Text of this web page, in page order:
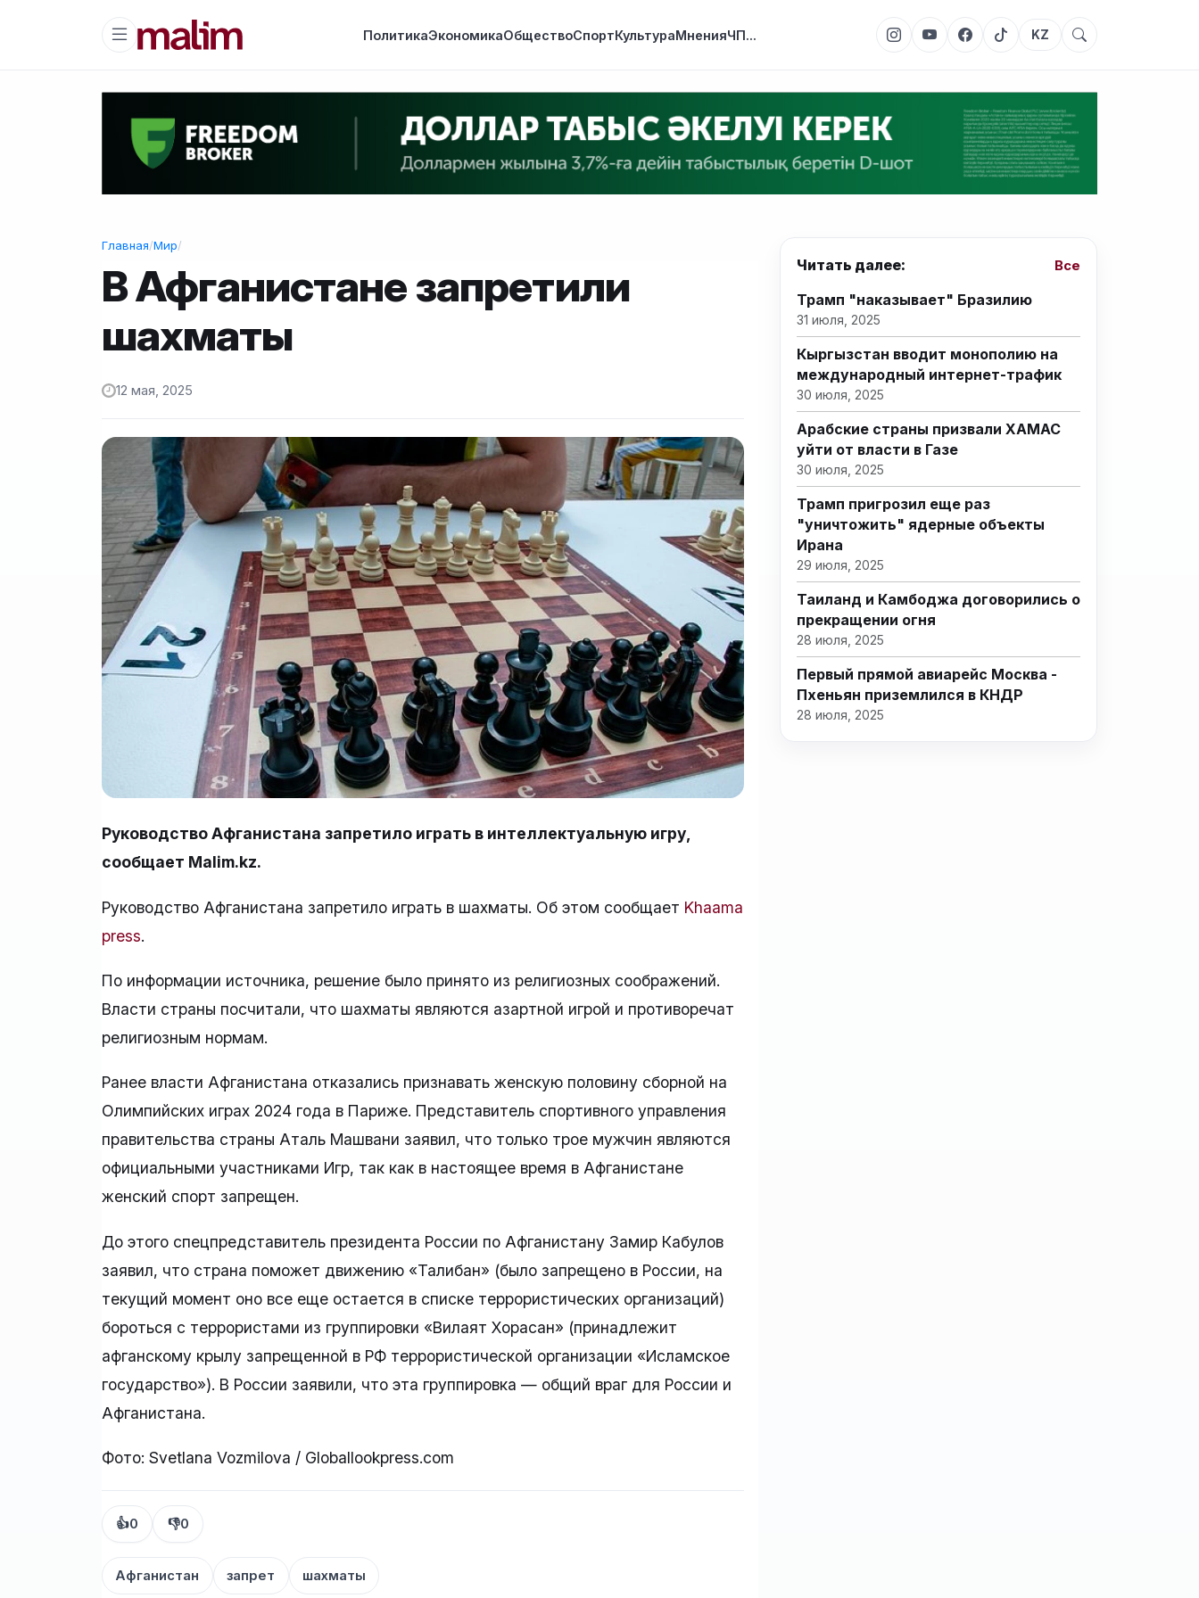
ПолитикаЭкономикаОбществоСпортКультураМненияЧП... KZ
Главная/Мир/
В Афганистане запретили
шахматы
12 мая, 2025
Руководство Афганистана запретило играть в интеллектуальную игру,
сообщает Malim.kz.
Руководство Афганистана запретило играть в шахматы. Об этом сообщает Khaama
press.
По информации источника, решение было принято из религиозных соображений.
Власти страны посчитали, что шахматы являются азартной игрой и противоречат
религиозным нормам.
Ранее власти Афганистана отказались признавать женскую половину сборной на
Олимпийских играх 2024 года в Париже. Представитель спортивного управления
правительства страны Аталь Машвани заявил, что только трое мужчин являются
официальными участниками Игр, так как в настоящее время в Афганистане
женский спорт запрещен.
До этого спецпредставитель президента России по Афганистану Замир Кабулов
заявил, что страна поможет движению «Талибан» (было запрещено в России, на
текущий момент оно все еще остается в списке террористических организаций)
бороться с террористами из группировки «Вилаят Хорасан» (принадлежит
афганскому крылу запрещенной в РФ террористической организации «Исламское
государство»). В России заявили, что эта группировка — общий враг для России и
Афганистана.
Фото: Svetlana Vozmilova / Globallookpress.com
👍0 👎0
Афганистан запрет шахматы
Читать далее: Все
Трамп "наказывает" Бразилию
31 июля, 2025
Кыргызстан вводит монополию на
международный интернет-трафик
30 июля, 2025
Арабские страны призвали ХАМАС
уйти от власти в Газе
30 июля, 2025
Трамп пригрозил еще раз
"уничтожить" ядерные объекты
Ирана
29 июля, 2025
Таиланд и Камбоджа договорились о
прекращении огня
28 июля, 2025
Первый прямой авиарейс Москва -
Пхеньян приземлился в КНДР
28 июля, 2025